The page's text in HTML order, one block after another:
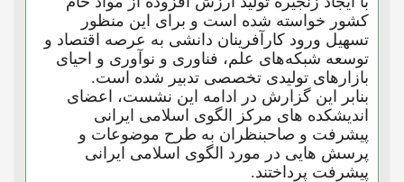
کشور خواسته شده است و برای این منظور
تسهیل ورود کارآفرینان دانشی به عرصه اقتصاد و
توسعه شبکه‌های علم، فناوری و نوآوری و احیای
بازارهای تولیدی تخصصی تدبیر شده است.
بنابر این گزارش در ادامه این نشست، اعضای
اندیشکده های مرکز الگوی اسلامی ایرانی
پیشرفت و صاحبنظران به طرح موضوعات و
پرسش هایی در مورد الگوی اسلامی ایرانی
پیشرفت پرداختند.